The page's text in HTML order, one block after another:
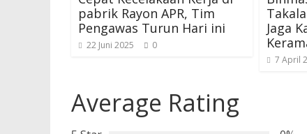
pabrik Rayon APR, Tim
Pengawas Turun Hari ini
22 Juni 2025 0
Jaga
7 April
Average Rating